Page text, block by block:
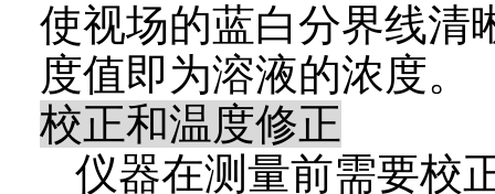
使视场的蓝白分界线清
度值即为溶液的浓度。
校正和温度修正
仪器在测量前需要校